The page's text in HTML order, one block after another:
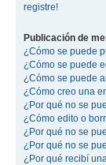
registre!
Publicación de
¿Cómo se puede
¿Cómo se puede
¿Cómo se puede
¿Cómo creo una
¿Por qué no se
¿Cómo edito o
¿Por qué no se
¿Por qué no se
¿Por qué recibí